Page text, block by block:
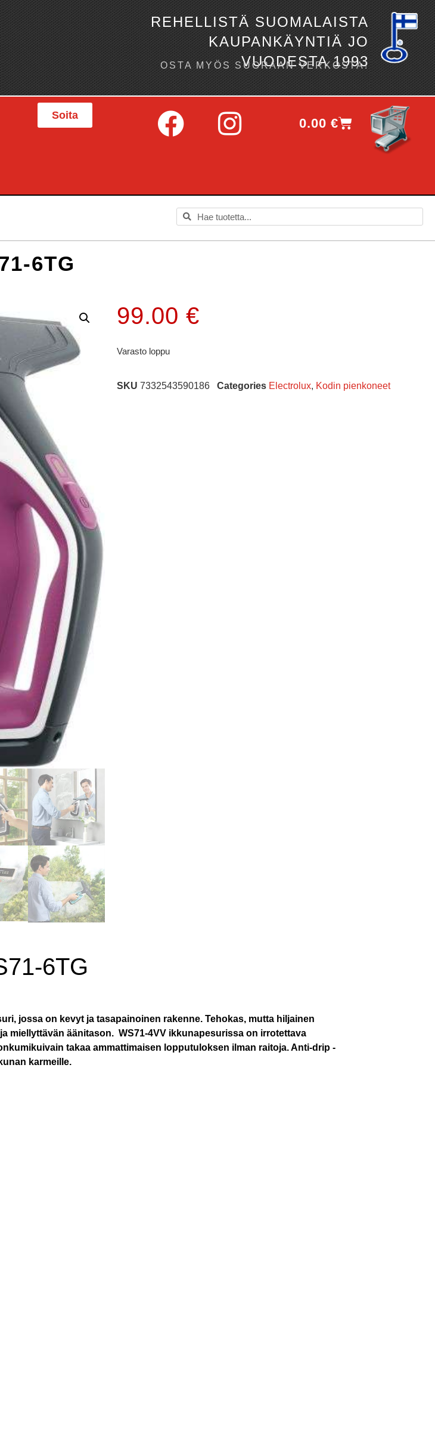
REHELLISTÄ SUOMALAISTA
KAUPANKÄYNTIÄ JO
VUODESTA 1993
OSTA MYÖS SUORAAN VERKOSTA!
Soita
0.00€
6TG
99.00 €
Varasto loppu
SKU 7332543590186 Categories Electrolux, Kodin pienkoneet
6TG
jossa on kevyt ja tasapainoinen rakenne. Tehokas, mutta hiljainen
miellyttävän äänitason. ​ WS71-4VV ikkunapesurissa on irrotettava
takaa ammattimaisen lopputuloksen ilman raitoja.​ Anti-drip -
karmeille.